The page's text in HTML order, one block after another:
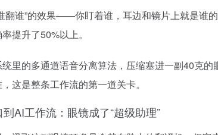
翻谁”的效果——你盯着谁，耳边和镜片上就是谁
提升了50%以上。
里的多通道语音分离算法，压缩塞进一副40克
这是整条工作流的第一道关卡。
AI工作流：眼镜成了“超级助理”